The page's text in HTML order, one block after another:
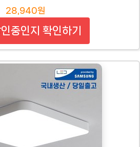
28,940원
중인지 확인하기